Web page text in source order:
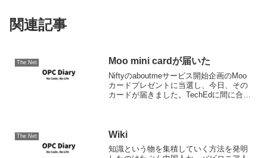
関連記事
The Net Moo mini cardが届いた
Niftyのaboutmeサービス開始企画のMoo
カードプレゼントに当選し、今日、その
カードが届きました。TechEdに間に合っ
The Net Wiki
知識という物を集積していく方法を発明